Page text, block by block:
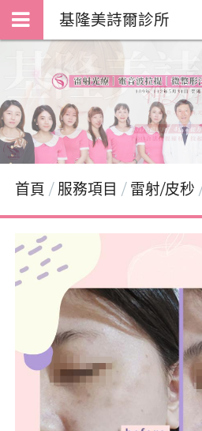
基隆美詩爾診所
首頁 服務項目 雷射/皮秒